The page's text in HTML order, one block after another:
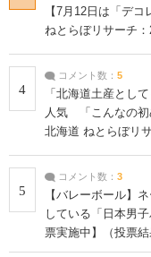
【7月12日は「デ
ねとらぼリサーチ：
4
コメント数： 5
「北海道土産とし
人気 「こんなの初
北海道 ねとらぼリ
5
コメント数： 3
【バレーボール】
している「日本男
票実施中】（投票